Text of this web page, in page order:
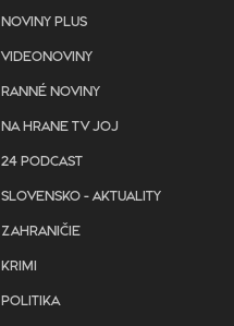
NOVINY PLUS
VIDEONOVINY
RANNÉ NOVINY
NA HRANE TV JOJ
24 PODCAST
SLOVENSKO - AKTUALITY
ZAHRANIČIE
KRIMI
POLITIKA